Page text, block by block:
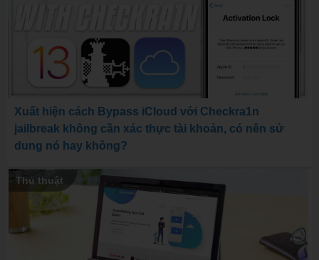
Xuất hiện cách Bypass iCloud với Checkra1n
jailbreak không cần xác thực tài khoản, có nên sử
dung nó hay không?
Thủ thuật